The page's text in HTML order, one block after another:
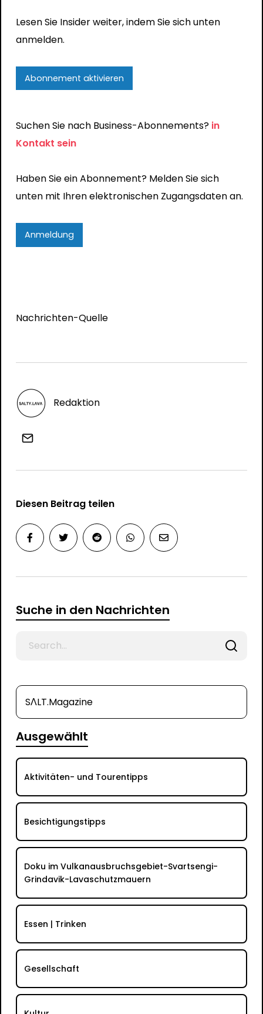
Lesen Sie Insider weiter, indem Sie sich unten
anmelden.
Abonnement aktivieren
Suchen Sie nach Business-Abonnements? in
Kontakt sein
Haben Sie ein Abonnement? Melden Sie sich
unten mit Ihren elektronischen Zugangsdaten an.
Anmeldung
Nachrichten-Quelle
Redaktion
Diesen Beitrag teilen
Suche in den Nachrichten
SΛLT.Magazine
Ausgewählt
Aktivitäten- und Tourentipps
Besichtigungstipps
Doku im Vulkanausbruchsgebiet-Svartsengi-
Grindavik-Lavaschutzmauern
Essen | Trinken
Gesellschaft